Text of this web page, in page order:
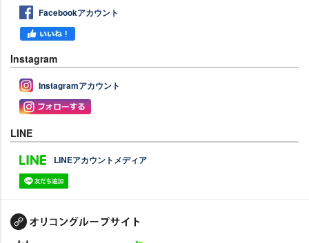
Facebookアカウント
Instagram
Instagramアカウント
LINE
LINEアカウントメディア